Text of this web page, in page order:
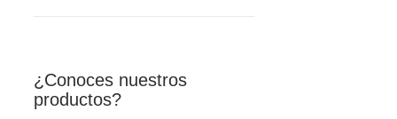
¿Conoces nuestros
productos?